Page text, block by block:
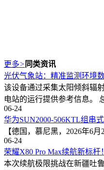
更多> 同类资讯
光伏气象站：精准监测环境
该设备通过采集太阳倾斜辐
电站的运行提供参考信息。
06-24
华为SUN2000-506KTL组串
【德国，慕尼黑，2026年6
06-24
荣耀X80 Pro Max续航新标
本次续航极限挑战在新疆吐